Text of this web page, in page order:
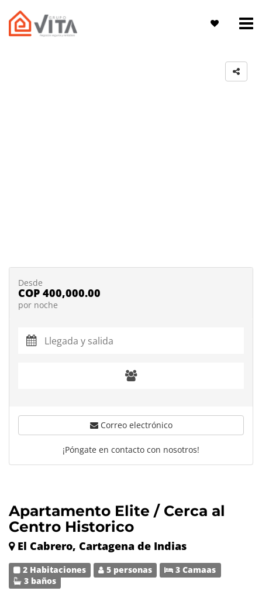
Apartamento Elite / Cerca al
Centro Historico
El Cabrero, Cartagena de Indias
2 Habitaciones 5 personas
3 Camaas
3 baños
Desde
COP 400,000.00
por noche
Correo electrónico
¡Póngate en contacto con nosotros!